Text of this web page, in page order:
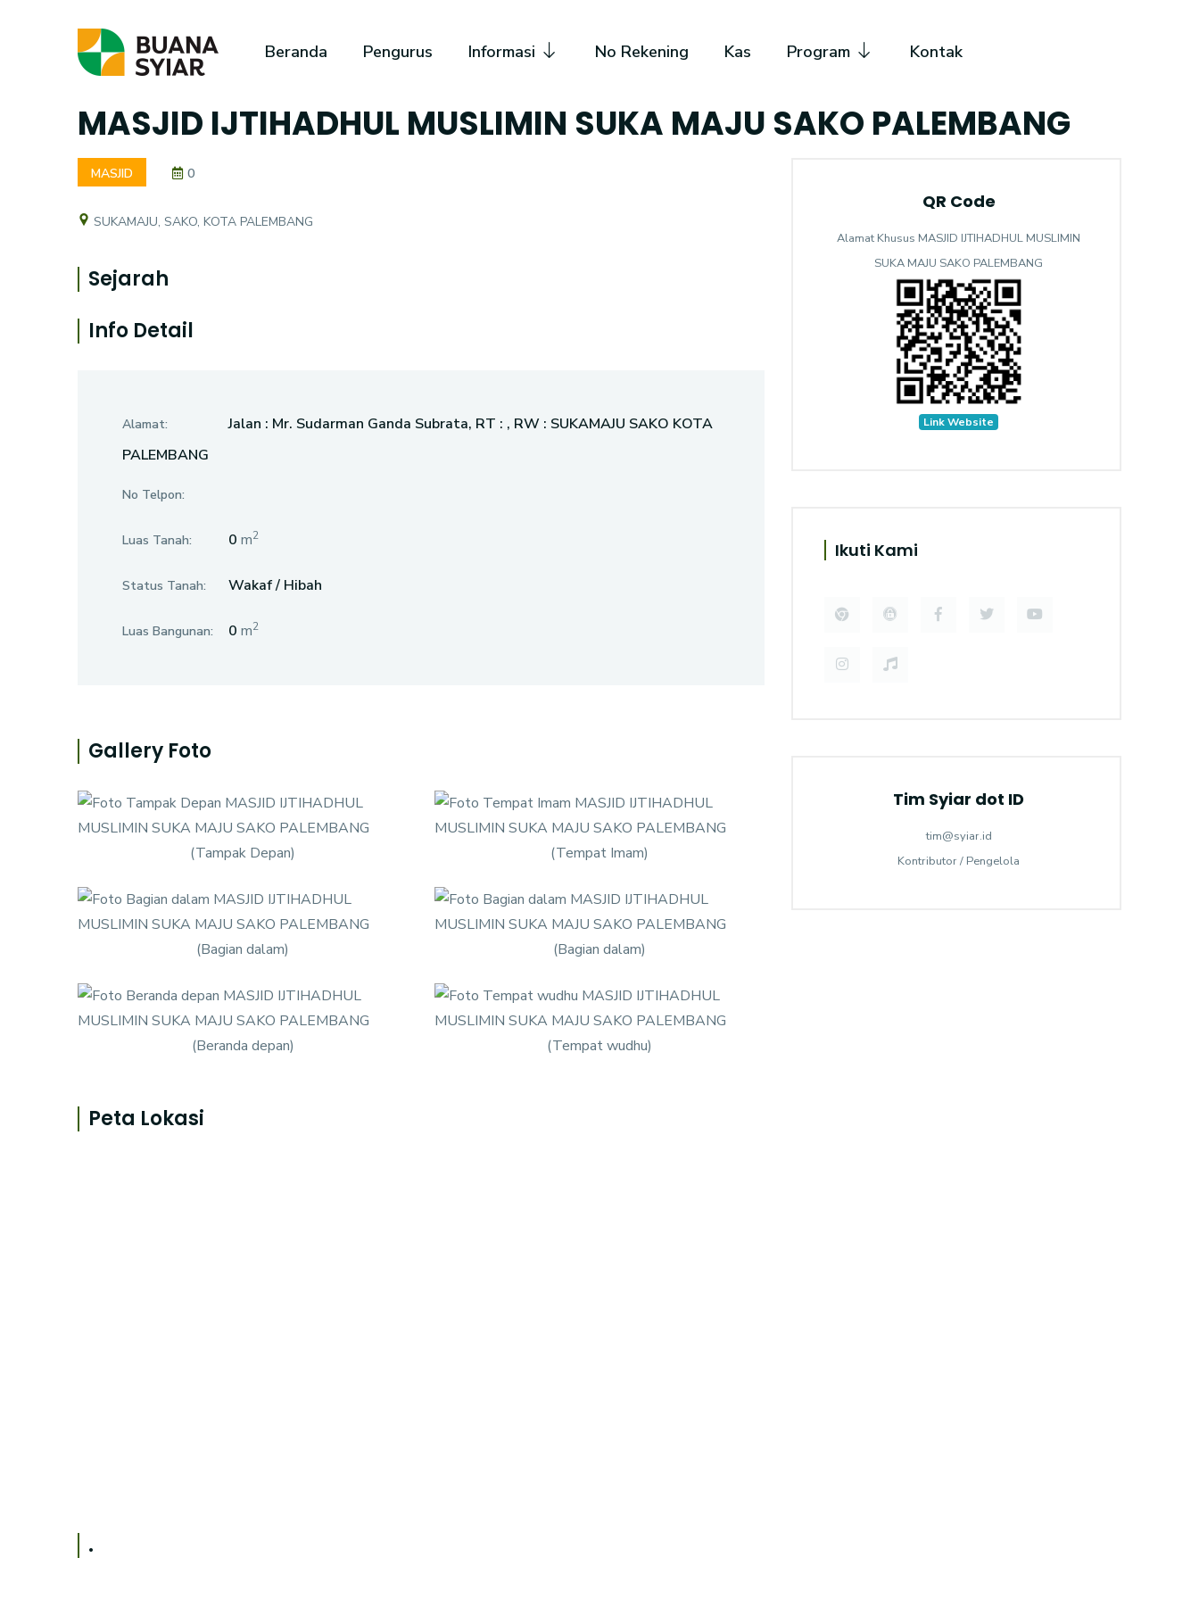
Beranda Pengurus Informasi No Rekening Kas Program Kontak
MASJID IJTIHADHUL MUSLIMIN SUKA MAJU SAKO PALEMBANG
MASJID 0
SUKAMAJU, SAKO, KOTA PALEMBANG
Sejarah
Info Detail
Alamat:
Jalan : Mr. Sudarman Ganda Subrata, RT : , RW : SUKAMAJU SAKO KOTA
PALEMBANG
No Telpon:
Luas Tanah: 0 m2
Status Tanah: Wakaf / Hibah
Luas Bangunan: 0 m2
Gallery Foto
(Tampak Depan) (Tempat Imam)
(Bagian dalam) (Bagian dalam)
(Beranda depan) (Tempat wudhu)
Peta Lokasi
.
QR Code
Alamat Khusus MASJID IJTIHADHUL MUSLIMIN
SUKA MAJU SAKO PALEMBANG
Link Website
Ikuti Kami
Tim Syiar dot ID
tim@syiar.id
Kontributor / Pengelola